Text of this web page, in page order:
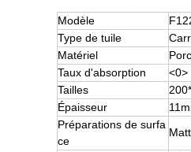
Modèle
Type de tuile
Matériel
Taux d'absorption
<0>
Tailles
Épaisseur
Préparations de surfa
ce